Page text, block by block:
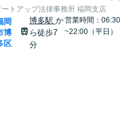
トアップ法律事務所 福岡支店
岡
博
区
博多駅 か
ら徒歩7
分
営業時間：06:30
~22:00（平日）